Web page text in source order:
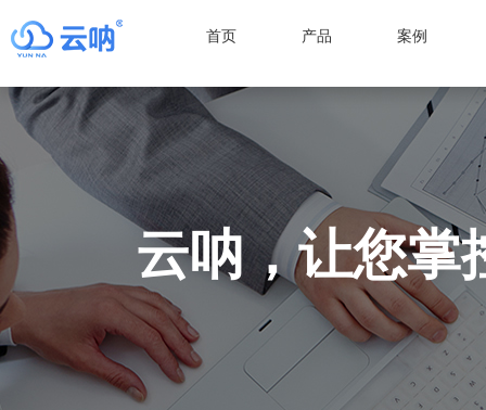
首页 产品 案例
云呐，让您掌